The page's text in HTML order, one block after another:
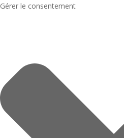
Gérer le consentement